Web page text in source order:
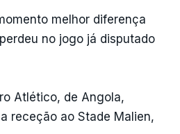
melhor diferença
no jogo já disputado
Atlético, de Angola,
receção ao Stade Malien,